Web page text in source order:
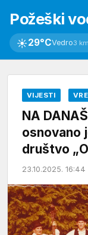
Požeški
☀29°CVedro3
VIJESTI
NA
osnovano
društvo
23.10.2025. 16:44